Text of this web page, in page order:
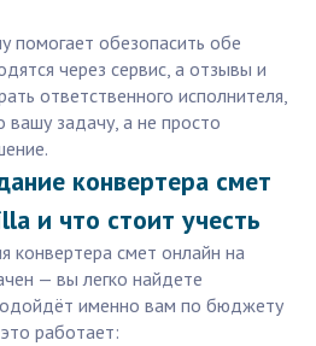
помогает обезопасить обе
через сервис, а отзывы и
ответственного исполнителя,
вашу задачу, а не просто
конвертера смет
и что стоит учесть
конвертера смет онлайн на
— вы легко найдете
именно вам по бюджету
работает: